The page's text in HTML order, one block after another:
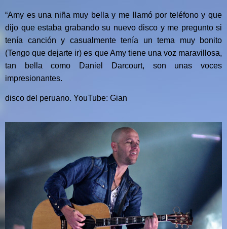
“Amy es una niña muy bella y me llamó por teléfono y que
dijo que estaba grabando su nuevo disco y me pregunto si
tenía canción y casualmente tenía un tema muy bonito
(Tengo que dejarte ir) es que Amy tiene una voz maravillosa,
tan bella como Daniel Darcourt, son unas voces
impresionantes.
disco del peruano. YouTube: Gian